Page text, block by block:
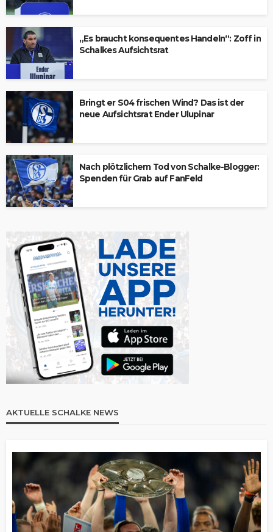
„Es braucht konsequentes Handeln“: Zoff in
Schalkes Aufsichtsrat
Bringt er S04 frischen Wind? Das ist der
neue Aufsichtsrat Ender Ulupinar
Nach plötzlichem Tod von Schalke-Blogger:
Spenden für Grab auf FanFeld
AKTUELLE SCHALKE NEWS